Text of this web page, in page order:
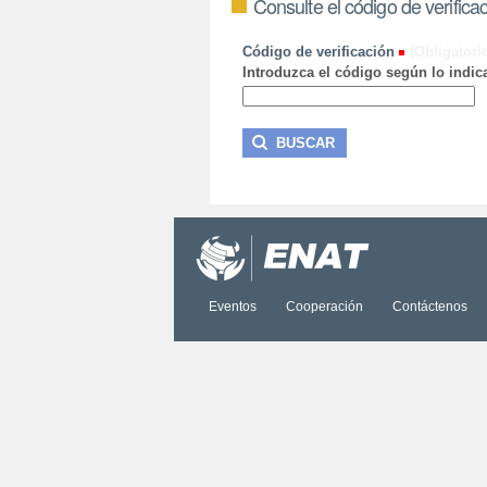
Código de verificación
Introduzca el código según lo
Eventos Cooperación Contáctenos